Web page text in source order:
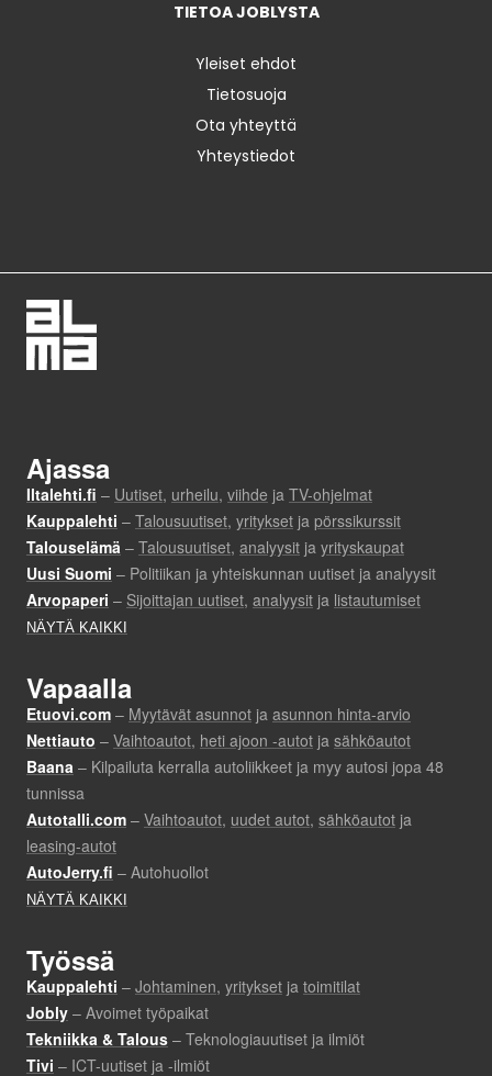
TIETOA JOBLYSTA
Yleiset ehdot
Tietosuoja
Ota yhteyttä
Yhteystiedot